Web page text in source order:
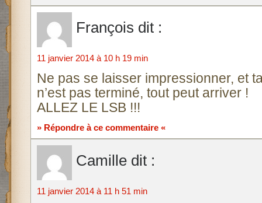
François dit :
11 janvier 2014 à 10 h 19 min
Ne pas se laisser impressionner, et
n’est pas terminé, tout peut arriver !
ALLEZ LE LSB !!!
» Répondre à ce commentaire «
Camille dit :
11 janvier 2014 à 11 h 51 min